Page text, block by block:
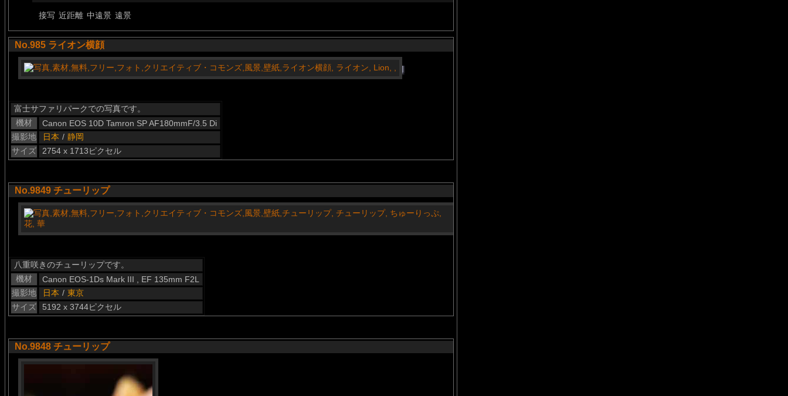
接写 近距離 中遠景 遠景
No.985 ライオン横顔
富士サファリパークでの写真です。
機材
Canon EOS 10D Tamron SP AF180mmF/3.5 Di
撮影地
日本 / 静岡
サイズ
2754 x 1713ピクセル
No.9849 チューリップ
八重咲きのチューリップです。
機材
Canon EOS-1Ds Mark III , EF 135mm F2L
撮影地
日本 / 東京
サイズ
5192 x 3744ピクセル
No.9848 チューリップ